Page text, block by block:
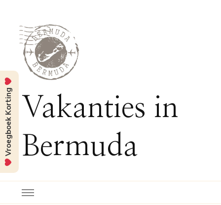
Vakanties in
Bermuda
Vroegboek Korting